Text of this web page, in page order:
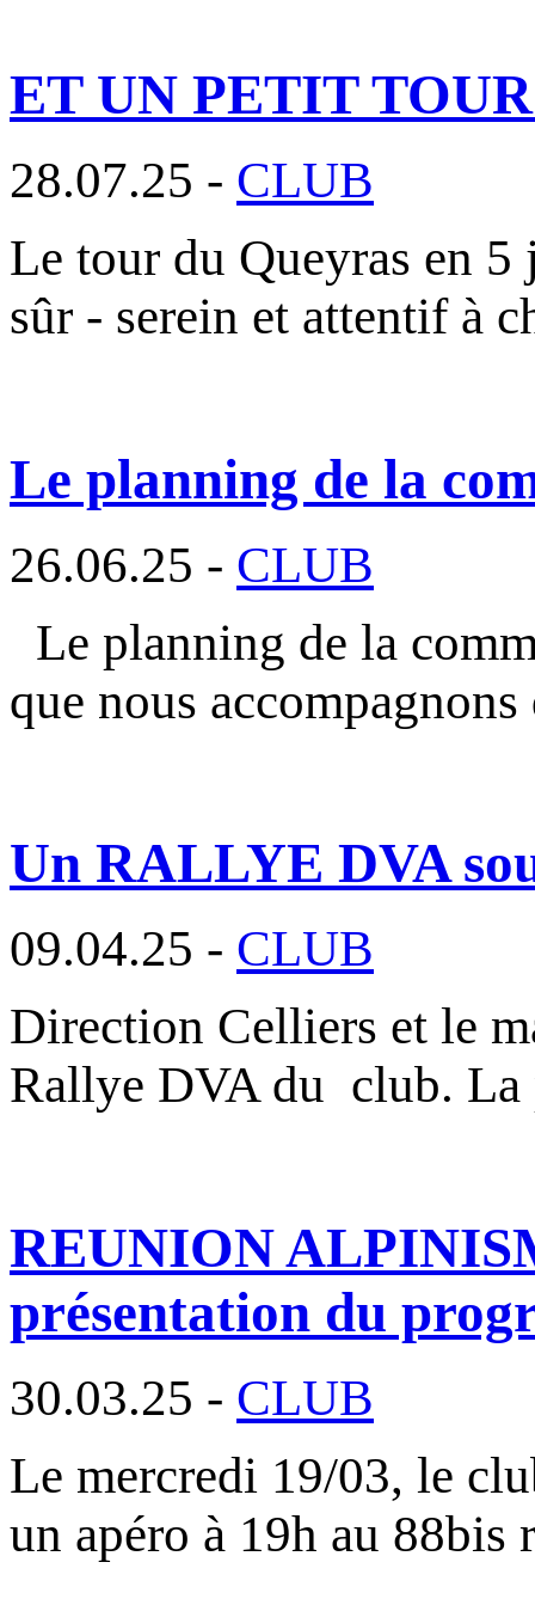
ET UN PETIT
28.07.25 - CLUB
Le tour du Queyras en 5
sûr - serein et attentif à
Le planning de la
26.06.25 - CLUB
Le planning de la
que nous
Un RALLYE DVA
09.04.25 - CLUB
Direction Celliers et le
Rallye DVA du club.
REUNION
présentation du
30.03.25 - CLUB
Le mercredi 19/03, le
un apéro à 19h au 88bis